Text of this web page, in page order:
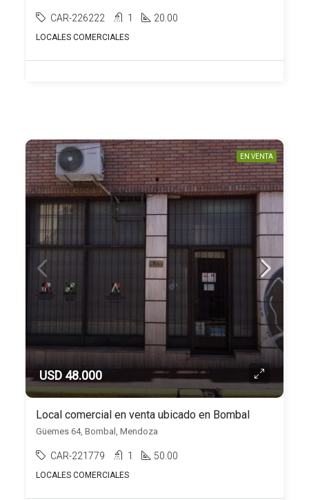
CAR-226222 1 20.00
LOCALES COMERCIALES
EN VENTA
USD 48.000
Local comercial en venta ubicado en Bombal
Güemes 64, Bombal, Mendoza
CAR-221779 1 50.00
LOCALES COMERCIALES